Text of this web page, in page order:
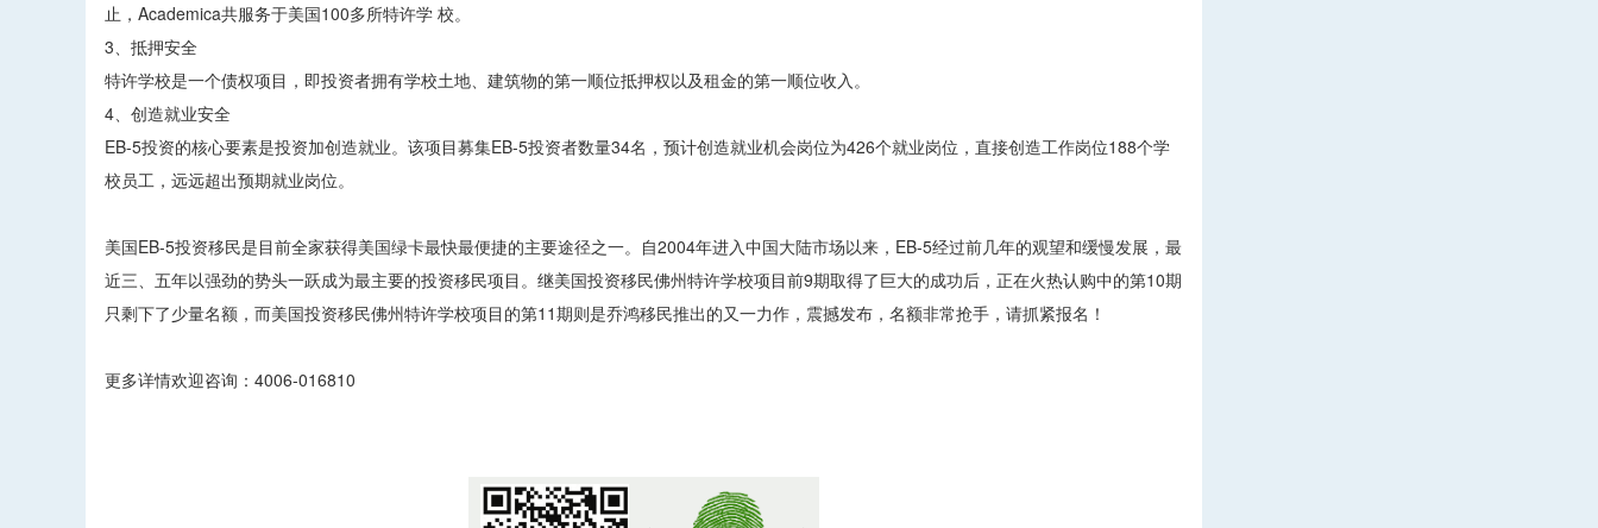
止，Academica共服务于美国100多所特许学 校。
3、抵押安全
特许学校是一个债权项目，即投资者拥有学校土地、建筑物的第一顺位抵押权以及租金的第一顺位收入。
4、创造就业安全
EB-5投资的核心要素是投资加创造就业。该项目募集EB-5投资者数量34名，预计创造就业机会岗位为426个就业岗位，直接创造工作岗位188个学
校员工，远远超出预期就业岗位。
美国EB-5投资移民是目前全家获得美国绿卡最快最便捷的主要途径之一。自2004年进入中国大陆市场以来，EB-5经过前几年的观望和缓慢发展，最
近三、五年以强劲的势头一跃成为最主要的投资移民项目。继美国投资移民佛州特许学校项目前9期取得了巨大的成功后，正在火热认购中的第10期
只剩下了少量名额，而美国投资移民佛州特许学校项目的第11期则是乔鸿移民推出的又一力作，震撼发布，名额非常抢手，请抓紧报名！
更多详情欢迎咨询：4006-016810